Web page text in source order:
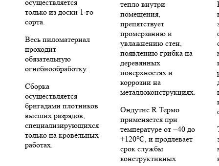
осуществляется
только из доски 1-го
сорта.
Весь пиломатериал
проходит
обязательную
огнебиообработку.
Сборка
осуществляется
бригадами плотников
высших разрядов,
специализирующихся
только на кровельных
работах.
тепло внутри
помещения,
препятствует
промерзанию и
увлажнению стен,
появлению грибка на
деревянных
поверхностях и
коррозии на
металлоконструкциях.
Ондутис R Термо
применяется при
температуре от −40 до
+120°C, и продлевает
срок службы
конструктивных